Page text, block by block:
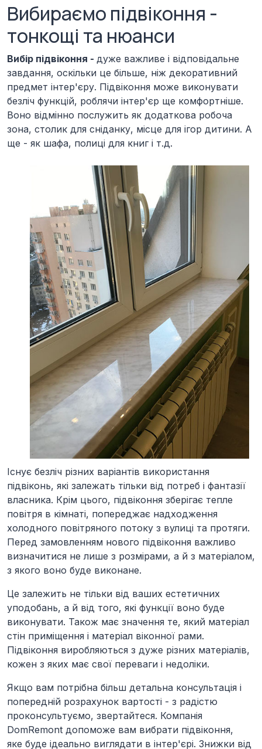
Вибираємо підвіконня -
тонкощі та нюанси
Вибір підвіконня - дуже важливе і відповідальне
завдання, оскільки це більше, ніж декоративний
предмет інтер'єру. Підвіконня може виконувати
безліч функцій, роблячи інтер'єр ще комфортніше.
Воно відмінно послужить як додаткова робоча
зона, столик для сніданку, місце для ігор дитини. А
ще - як шафа, полиці для книг і т.д.
Існує безліч різних варіантів використання
підвіконь, які залежать тільки від потреб і фантазії
власника. Крім цього, підвіконня зберігає тепле
повітря в кімнаті, попереджає надходження
холодного повітряного потоку з вулиці та протяги.
Перед замовленням нового підвіконня важливо
визначитися не лише з розмірами, а й з матеріалом,
з якого воно буде виконане.
Це залежить не тільки від ваших естетичних
уподобань, а й від того, які функції воно буде
виконувати. Також має значення те, який матеріал
стін приміщення і матеріал віконної рами.
Підвіконня виробляються з дуже різних матеріалів,
кожен з яких має свої переваги і недоліки.
Якщо вам потрібна більш детальна консультація і
попередній розрахунок вартості - з радістю
проконсультуємо, звертайтеся. Компанія
DomRemont допоможе вам вибрати підвіконня,
яке буде ідеально виглядати в інтер'єрі. Знижки від